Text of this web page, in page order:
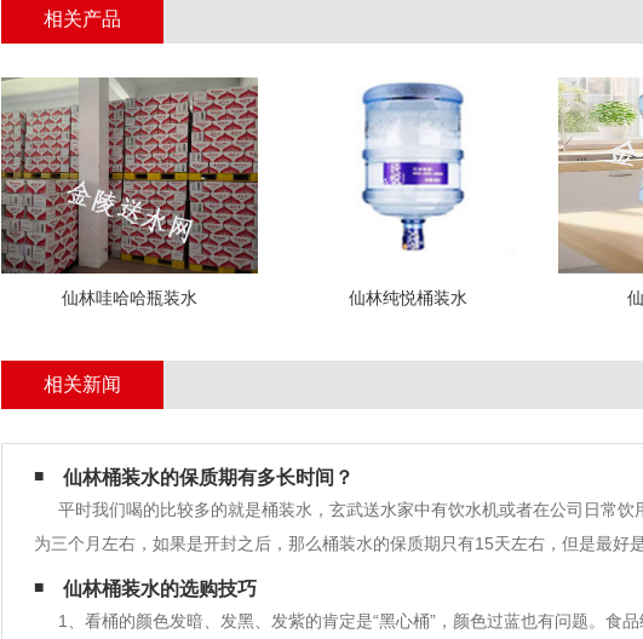
相关产品
仙林哇哈哈瓶装水 仙林纯悦桶装水
相关新闻
仙林桶装水的保质期有多长时间？
平时我们喝的比较多的就是桶装水，玄武送水家中有饮水机或者在公司日常
为三个月左右，如果是开封之后，那么桶装水的保质期只有15天左右，但是最好
尘等就容易进入水中，因为它没有盖子二次保护，及时是在饮水机中，也是非
细菌的繁殖速度是非常快的，那些饮水机中水
仙林桶装水的选购技巧
1、看桶的颜色发暗、发黑、发紫的肯定是“黑心桶”，颜色过蓝也有问题。食